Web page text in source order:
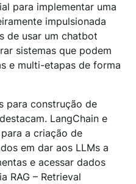
para implementar uma
impulsionada
de usar um chatbot
sistemas que podem
e multi-etapas de forma
para construção de
LangChain e
a criação de
em dar aos LLMs a
e acessar dados
RAG – Retrieval